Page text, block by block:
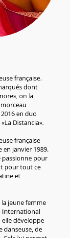
française.
dont
on la
en duo
Distancia».
française
en janvier 1989.
passionne pour
pour tout ce
et
la jeune femme
International
elle développe
danseuse, de